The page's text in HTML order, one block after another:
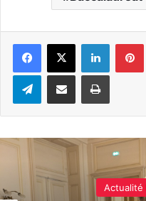
Linkedin
TelegramPartager par e-mail Imprimer